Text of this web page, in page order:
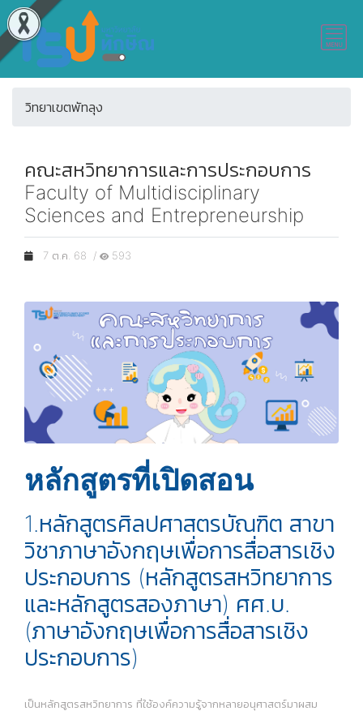
วิทยาเขตพัทลุง
คณะสหวิทยาการและการประกอบการ
Faculty of Multidisciplinary
Sciences and Entrepreneurship
7 ต.ค. 68 / 593
หลักสูตรที่เปิดสอน
1.หลักสูตรศิลปศาสตรบัณฑิต สาขา
วิชาภาษาอังกฤษเพื่อการสื่อสารเชิง
ประกอบการ (หลักสูตรสหวิทยาการ
และหลักสูตรสองภาษา) ศศ.บ.
(ภาษาอังกฤษเพื่อการสื่อสารเชิง
ประกอบการ)
เป็นหลักสูตรสหวิทยาการ ที่ใช้องค์ความรู้จากหลายอนุศาสตร์มาผสม